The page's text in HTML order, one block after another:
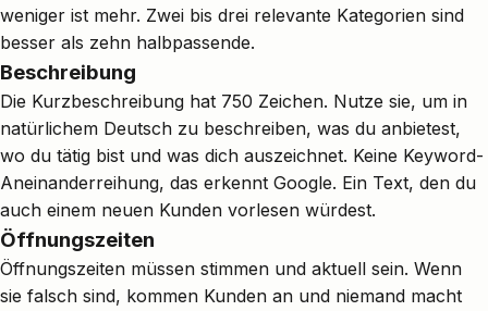
weniger ist mehr. Zwei bis drei relevante Kategorien sind
besser als zehn halbpassende.
Beschreibung
Die Kurzbeschreibung hat 750 Zeichen. Nutze sie, um in
natürlichem Deutsch zu beschreiben, was du anbietest,
wo du tätig bist und was dich auszeichnet. Keine Keyword-
Aneinanderreihung, das erkennt Google. Ein Text, den du
auch einem neuen Kunden vorlesen würdest.
Öffnungszeiten
Öffnungszeiten müssen stimmen und aktuell sein. Wenn
sie falsch sind, kommen Kunden an und niemand macht